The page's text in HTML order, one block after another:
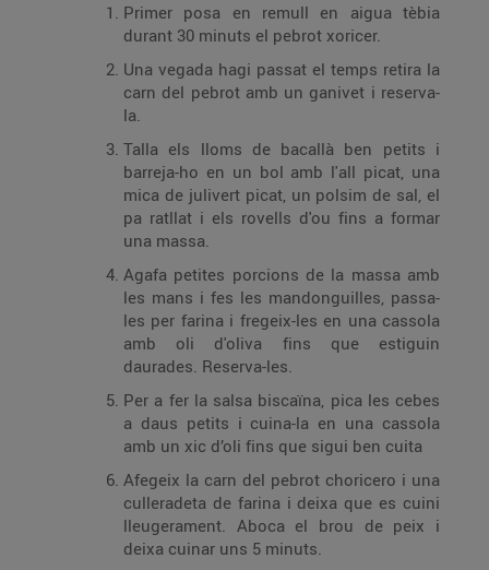
Primer posa en remull en aigua tèbia
durant 30 minuts el pebrot xoricer.
Una vegada hagi passat el temps retira la
carn del pebrot amb un ganivet i reserva-
la.
Talla els lloms de bacallà ben petits i
barreja-ho en un bol amb l'all picat, una
mica de julivert picat, un polsim de sal, el
pa ratllat i els rovells d'ou fins a formar
una massa.
Agafa petites porcions de la massa amb
les mans i fes les mandonguilles, passa-
les per farina i fregeix-les en una cassola
amb oli d'oliva fins que estiguin
daurades. Reserva-les.
Per a fer la salsa biscaïna, pica les cebes
a daus petits i cuina-la en una cassola
amb un xic d’oli fins que sigui ben cuita
Afegeix la carn del pebrot choricero i una
culleradeta de farina i deixa que es cuini
lleugerament. Aboca el brou de peix i
deixa cuinar uns 5 minuts.